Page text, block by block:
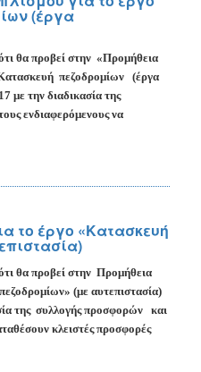
(έργα
θα προβεί στην «Προμήθεια
πεζοδρομίων (έργα
με την διαδικασία της
ενδιαφερόμενους να
το έργο «Κατασκευή
θα προβεί στην Προμήθεια
(με αυτεπιστασία)
της συλλογής προσφορών και
κλειστές προσφορές